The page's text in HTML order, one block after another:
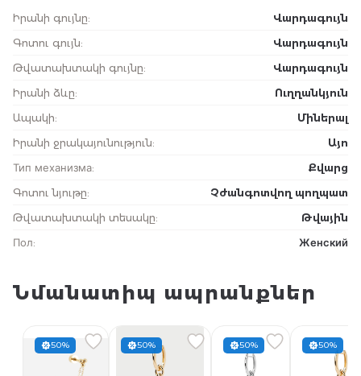
Իրանի գույնը:
Վարդագույն
Գոտու գույն:
Վարդագույն
Թվատախտակի գույնը:
Վարդագույն
Իրանի ձևը:
Ուղղանկյուն
Ապակի:
Միներալ
Իրանի ջրակայունություն:
Այո
Тип механизма:
Քվարց
Գոտու նյութը:
Չժանգոտվող պողպատ
Թվատախտակի տեսակը:
Թվային
Пол: Женский
Նմանատիպ ապրանքներ
50% 50% 50% 50%